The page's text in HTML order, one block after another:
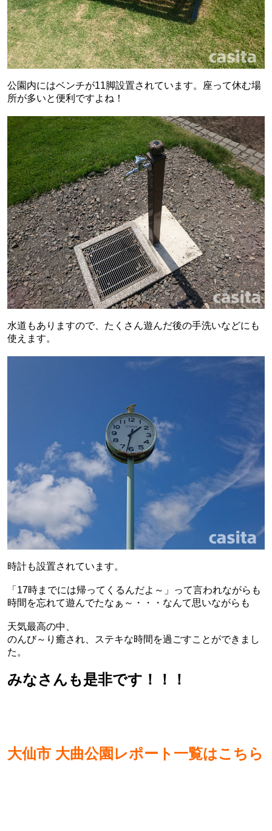
公園内にはベンチが11脚設置されています。座って休む場
所が多いと便利ですよね！
水道もありますので、たくさん遊んだ後の手洗いなどにも
使えます。
時計も設置されています。
「17時までには帰ってくるんだよ～」って言われながらも
時間を忘れて遊んでたなぁ～・・・なんて思いながらも
天気最高の中、
のんび～り癒され、ステキな時間を過ごすことができまし
た。
みなさんも是非です！！！
大仙市 大曲公園レポート一覧はこちら